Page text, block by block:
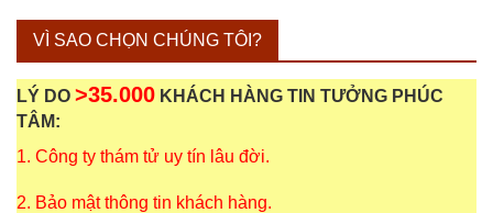
VÌ SAO CHỌN CHÚNG TÔI?
LÝ DO >35.000 KHÁCH HÀNG TIN TƯỞNG PHÚC
TÂM:
1. Công ty thám tử uy tín lâu đời.
2. Bảo mật thông tin khách hàng.